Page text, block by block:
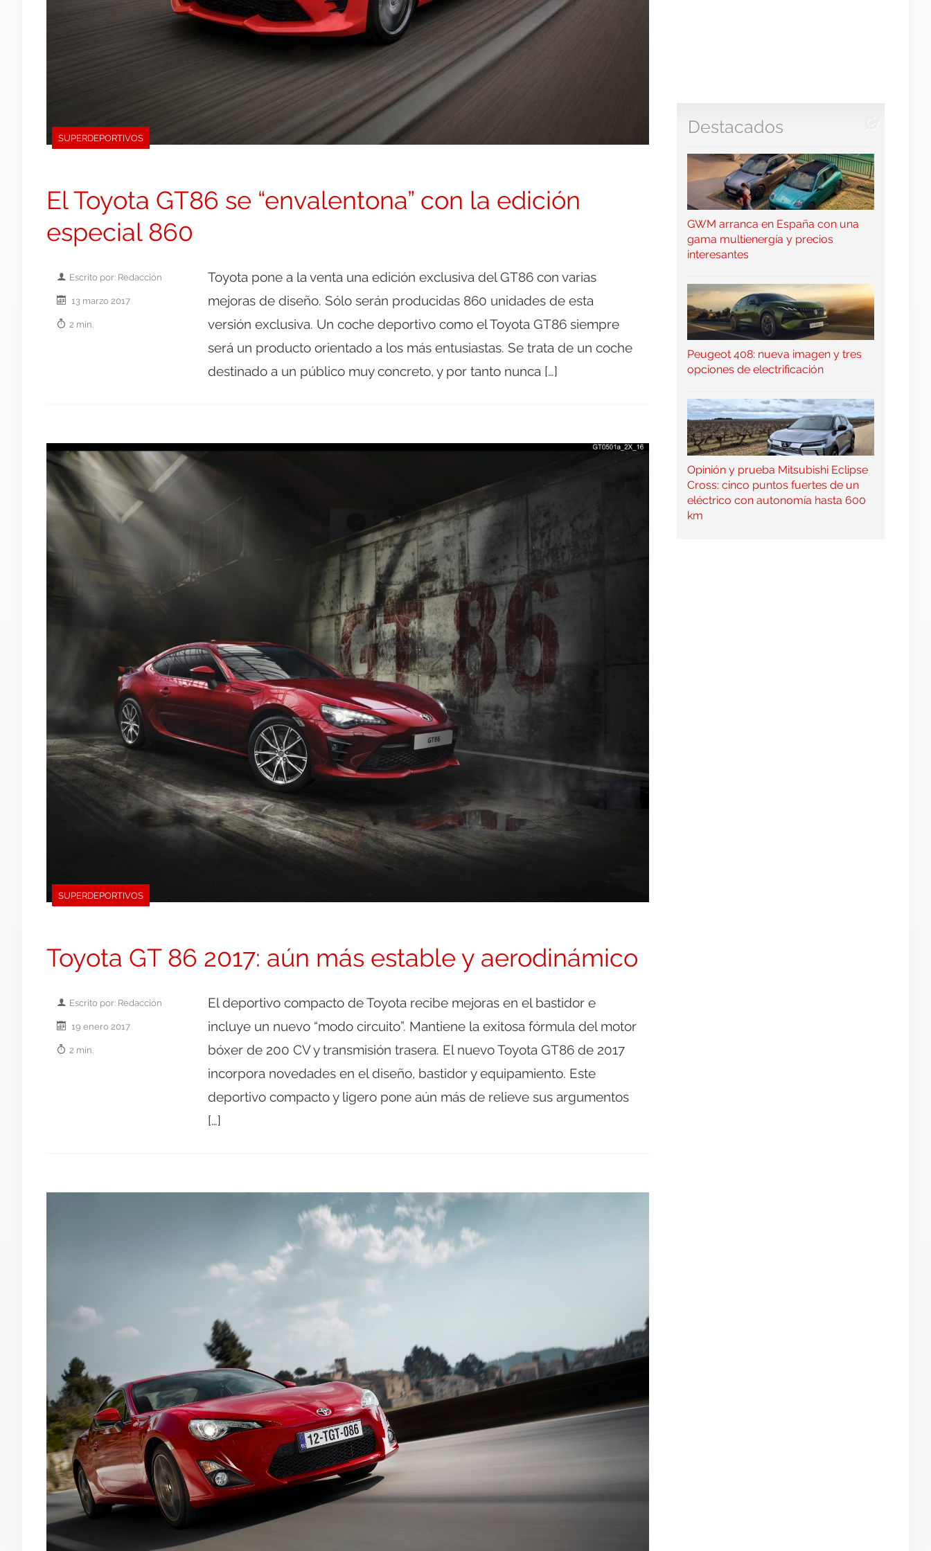
SUPERDEPORTIVOS
El Toyota GT86 se “envalentona” con la edición
especial 860
Escrito por: Redacción
13 marzo 2017
2 min.
Toyota pone a la venta una edición exclusiva del GT86 con varias
mejoras de diseño. Sólo serán producidas 860 unidades de esta
versión exclusiva. Un coche deportivo como el Toyota GT86 siempre
será un producto orientado a los más entusiastas. Se trata de un coche
destinado a un público muy concreto, y por tanto nunca […]
SUPERDEPORTIVOS
Toyota GT 86 2017: aún más estable y aerodinámico
Escrito por: Redacción
19 enero 2017
2 min.
El deportivo compacto de Toyota recibe mejoras en el bastidor e
incluye un nuevo “modo circuito”. Mantiene la exitosa fórmula del motor
bóxer de 200 CV y transmisión trasera. El nuevo Toyota GT86 de 2017
incorpora novedades en el diseño, bastidor y equipamiento. Este
deportivo compacto y ligero pone aún más de relieve sus argumentos
[…]
Destacados
GWM arranca en España con una
gama multienergía y precios
interesantes
Peugeot 408: nueva imagen y tres
opciones de electrificación
Opinión y prueba Mitsubishi Eclipse
Cross: cinco puntos fuertes de un
eléctrico con autonomía hasta 600
km